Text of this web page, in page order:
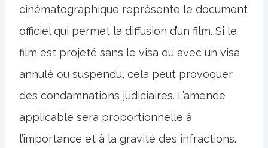
cinématographique représente le document
officiel qui permet la diffusion d’un film. Si le
film est projeté sans le visa ou avec un visa
annulé ou suspendu, cela peut provoquer
des condamnations judiciaires. L’amende
applicable sera proportionnelle à
l’importance et à la gravité des infractions.